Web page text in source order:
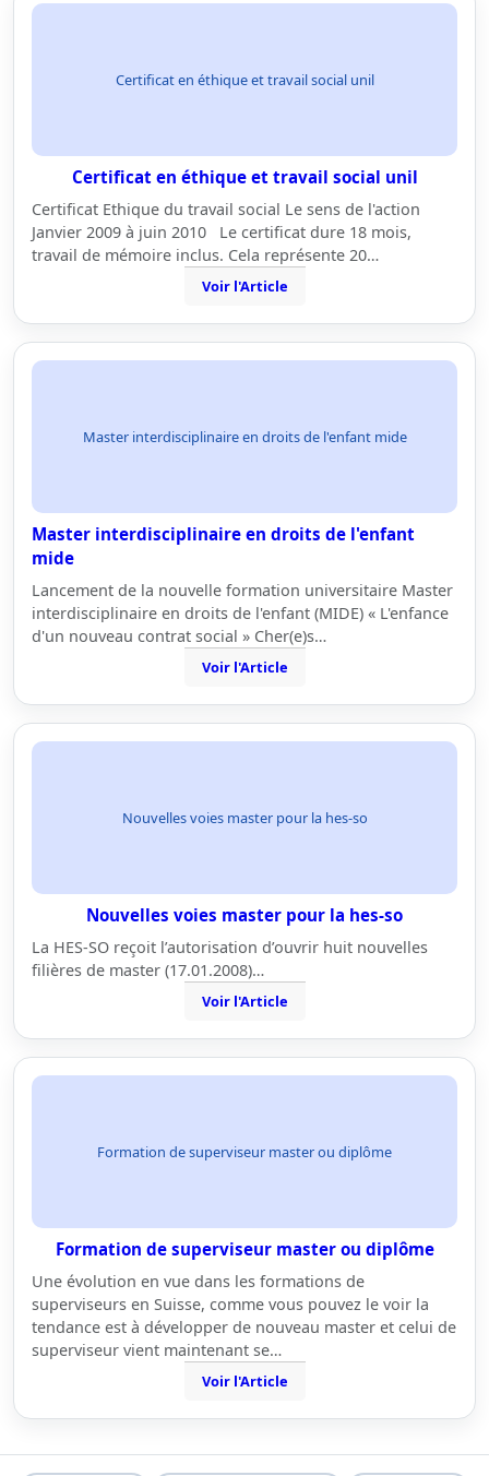
Certificat en éthique et travail social unil
Certificat en éthique et travail social unil
Certificat Ethique du travail social Le sens de l'action
Janvier 2009 à juin 2010 Le certificat dure 18 mois,
travail de mémoire inclus. Cela représente 20…
Voir l'Article
Master interdisciplinaire en droits de l'enfant mide
Master interdisciplinaire en droits de l'enfant
mide
Lancement de la nouvelle formation universitaire Master
interdisciplinaire en droits de l'enfant (MIDE) « L'enfance
d'un nouveau contrat social » Cher(e)s…
Voir l'Article
Nouvelles voies master pour la hes-so
Nouvelles voies master pour la hes-so
La HES-SO reçoit l’autorisation d’ouvrir huit nouvelles
filières de master (17.01.2008)…
Voir l'Article
Formation de superviseur master ou diplôme
Formation de superviseur master ou diplôme
Une évolution en vue dans les formations de
superviseurs en Suisse, comme vous pouvez le voir la
tendance est à développer de nouveau master et celui de
superviseur vient maintenant se…
Voir l'Article